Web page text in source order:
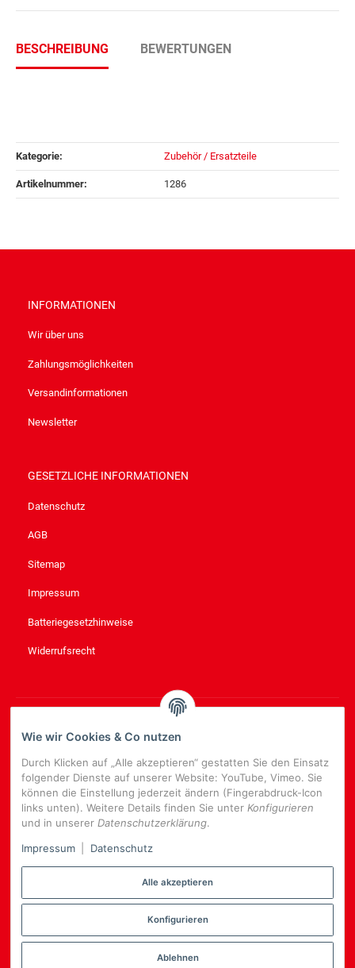
BESCHREIBUNG BEWERTUNGEN
Kategorie: Zubehör / Ersatzteile
Artikelnummer: 1286
INFORMATIONEN
Wir über uns
Zahlungsmöglichkeiten
Versandinformationen
Newsletter
GESETZLICHE INFORMATIONEN
Datenschutz
AGB
Sitemap
Impressum
Batteriegesetzhinweise
Widerrufsrecht
NEWSLETTER ABONNIEREN
regelmäßig und jederzeit widerruflich Informationen zu Ihrem
Produktsortiment per E-Mail zu.
E-
Mail-
Adresse
NEWSLETTER
Alle Preise inkl. gesetzlicher USt., zzgl.
Wie wir Cookies & Co nutzen
Durch Klicken auf „Alle akzeptieren“ gestatten Sie den Einsatz
folgender Dienste auf unserer Website: YouTube, Vimeo. Sie
können die Einstellung jederzeit ändern (Fingerabdruck-Icon
links unten). Weitere Details finden Sie unter Konfigurieren
und in unserer Datenschutzerklärung.
Impressum
Datenschutz
Alle akzeptieren
Konfigurieren
Ablehnen